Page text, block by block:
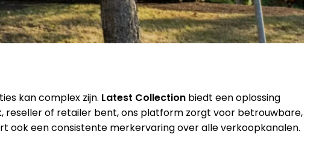
kan complex zijn. Latest Collectionbiedt een oplossing
reseller of retailer bent, ons platform zorgt voor betrouwbare,
een consistente merkervaring over alle verkoopkanalen.